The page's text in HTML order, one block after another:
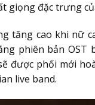
giọng đặc trưng
tăng cao khi nữ
phiên bản OST
được phối mới
live band.